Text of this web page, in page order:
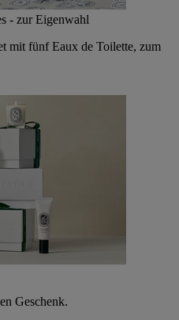
- zur Eigenwahl
mit fünf Eaux de Toilette, zum
Geschenk.